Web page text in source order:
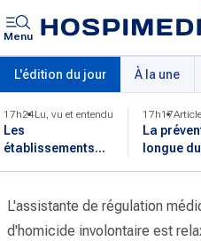
Menu
L'édition du jour À la une
17h24Lu, vu et entendu
Les
établissements
l'incendie en
17h17Article
La
longue
financier
L'assistante de régulation
d'homicide involontaire est